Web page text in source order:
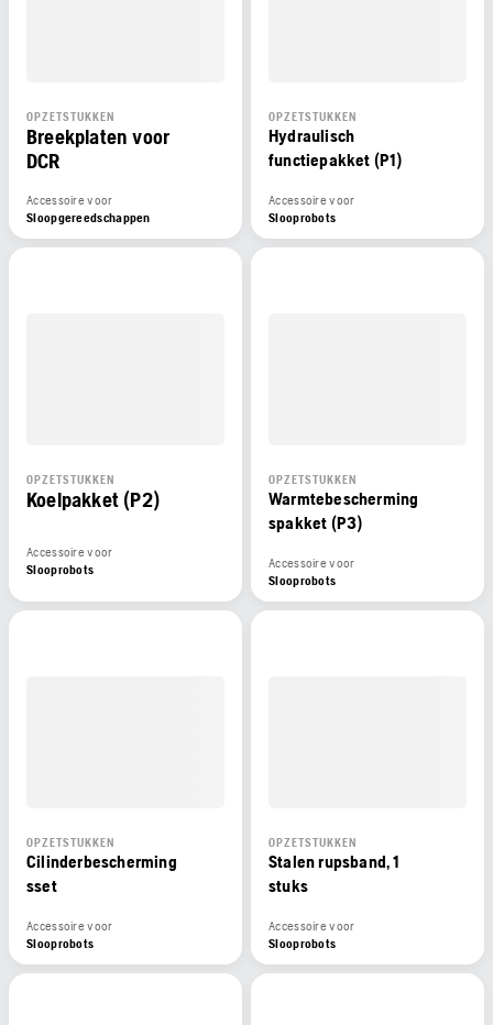
OPZETSTUKKEN
Breekplaten voor
DCR
Accessoire voor
Sloopgereedschappen
OPZETSTUKKEN
Hydraulisch
functiepakket (P1)
Accessoire voor
Slooprobots
OPZETSTUKKEN
Koelpakket (P2)
Accessoire voor
Slooprobots
OPZETSTUKKEN
Warmtebescherming
spakket (P3)
Accessoire voor
Slooprobots
OPZETSTUKKEN
Cilinderbescherming
sset
Accessoire voor
Slooprobots
OPZETSTUKKEN
Stalen rupsband, 1
stuks
Accessoire voor
Slooprobots